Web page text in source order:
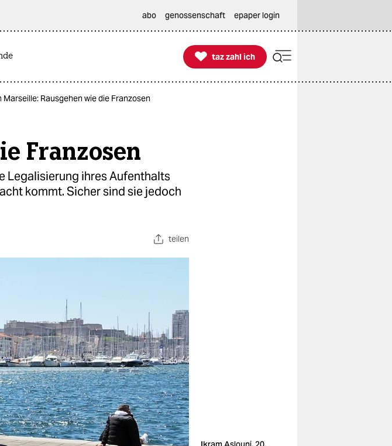
abo genossenschaft epaper login

taz zahl ich
taz zahl ich
Marseille: Rausgehen wie die Franzosen
Franzosen
Legalisierung ihres Aufenthalts
kommt. Sicher sind sie jedoch
teilen